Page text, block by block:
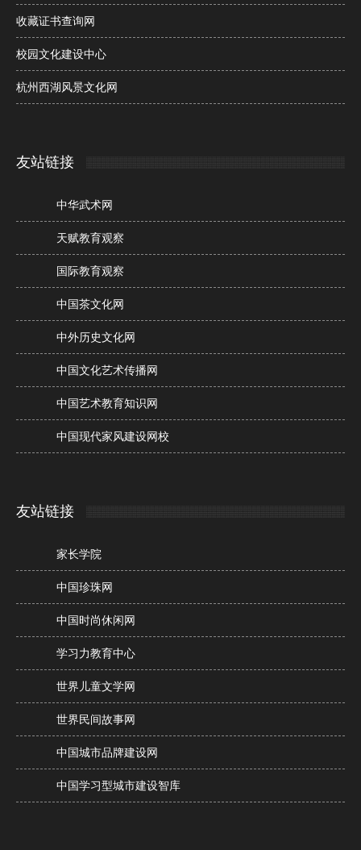
收藏证书查询网
校园文化建设中心
杭州西湖风景文化网
友站链接
中华武术网
天赋教育观察
国际教育观察
中国茶文化网
中外历史文化网
中国文化艺术传播网
中国艺术教育知识网
中国现代家风建设网校
友站链接
家长学院
中国珍珠网
中国时尚休闲网
学习力教育中心
世界儿童文学网
世界民间故事网
中国城市品牌建设网
中国学习型城市建设智库